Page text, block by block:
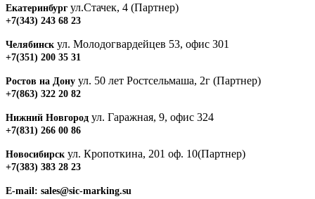
Екатеринбург ул.Стачек, 4 (Партнер)
+7(343) 243 68 23
Челябинск ул. Молодогвардейцев 53, офис 301
+7(351) 200 35 31
Ростов на Дону ул. 50 лет Ростсельмаша, 2г (Партнер)
+7(863) 322 20 82
Нижний Новгород ул. Гаражная, 9, офис 324
+7(831) 266 00 86
Новосибирск ул. Кропоткина, 201 оф. 10(Партнер)
+7(383) 383 28 23
E-mail: sales@sic-marking.su